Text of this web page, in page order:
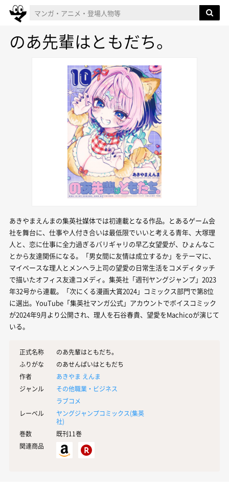
のあ先輩はともだち。
あきやまえんまの集英社媒体では初連載となる作品。とあるゲーム会
社を舞台に、仕事や人付き合いは最低限でいいと考える青年、大塚理
人と、恋に仕事に全力過ぎるバリギャリの早乙女望愛が、ひょんなこ
とから友達関係になる。「男女間に友情は成立するか」をテーマに、
マイペースな理人とメンヘラ上司の望愛の日常生活をコメディタッチ
で描いたオフィス友達コメディ。集英社「週刊ヤングジャンプ」2023
年32号から連載。「次にくる漫画大賞2024」コミックス部門で第8位
に選出。YouTube「集英社マンガ公式」アカウントでボイスコミック
が2024年9月より公開され、理人を石谷春貴、望愛をMachicoが演じて
いる。
正式名称
のあ先輩はともだち。
ふりがな
のあせんぱいはともだち
作者
あきやま えんま
ジャンル
その他職業・ビジネス
ラブコメ
レーベル
ヤングジャンプコミックス(集英
社)
巻数
既刊11巻
関連商品